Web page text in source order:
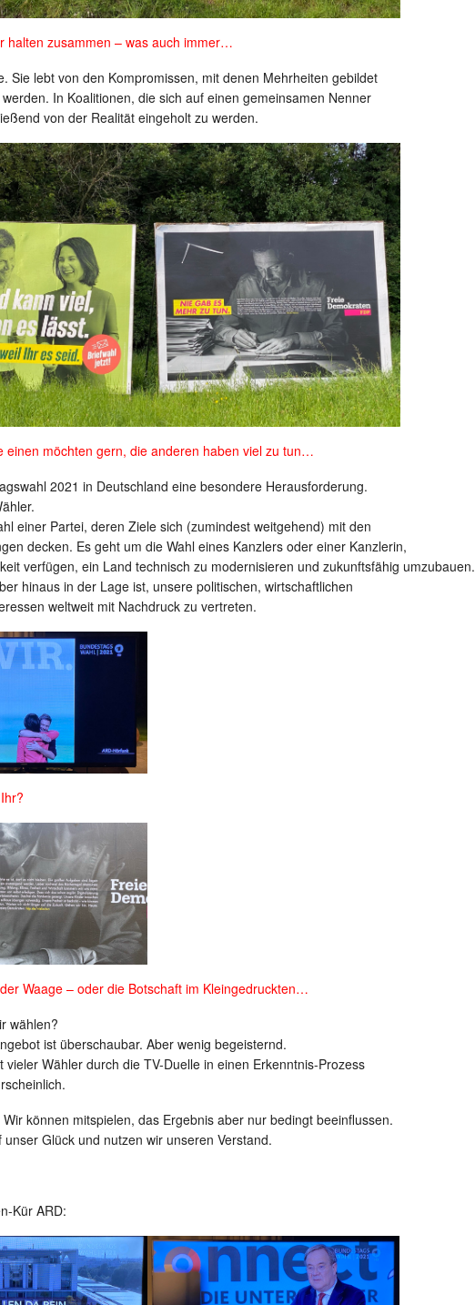
halten zusammen – was auch immer…
Sie lebt von den Kompromissen, mit denen Mehrheiten gebildet
In Koalitionen, die sich auf einen gemeinsamen Nenner
von der Realität eingeholt zu werden.
einen möchten gern, die anderen haben viel zu tun…
2021 in Deutschland eine besondere Herausforderung.
einer Partei, deren Ziele sich (zumindest weitgehend) mit den
decken. Es geht um die Wahl eines Kanzlers oder einer Kanzlerin,
verfügen, ein Land technisch zu modernisieren und zukunftsfähig umzubauen.
hinaus in der Lage ist, unsere politischen, wirtschaftlichen
weltweit mit Nachdruck zu vertreten.
Waage – oder die Botschaft im Kleingedruckten…
wählen?
ist überschaubar. Aber wenig begeisternd.
vieler Wähler durch die TV-Duelle in einen Erkenntnis-Prozess
können mitspielen, das Ergebnis aber nur bedingt beeinflussen.
unser Glück und nutzen wir unseren Verstand.
Kür ARD: